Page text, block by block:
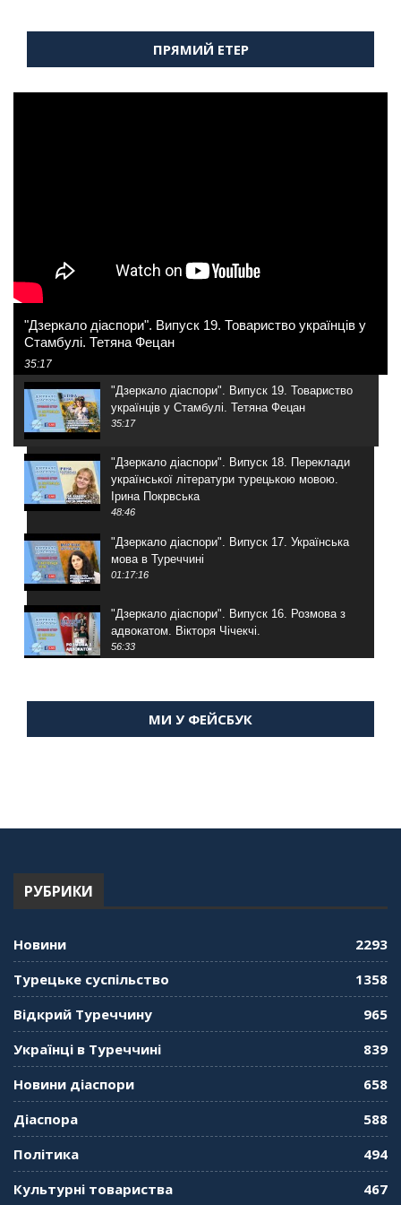
ПРЯМИЙ ЕТЕР
"Дзеркало діаспори". Випуск 19. Товариство українців у
Стамбулі. Тетяна Фецан
35:17
"Дзеркало діаспори". Випуск 19. Товариство
українців у Стамбулі. Тетяна Фецан
35:17
"Дзеркало діаспори". Випуск 18. Переклади
української літератури турецькою мовою.
Ірина Покрвська
48:46
"Дзеркало діаспори". Випуск 17. Українська
мова в Туреччині
01:17:16
"Дзеркало діаспори". Випуск 16. Розмова з
адвокатом. Вікторя Чічекчі.
56:33
Мухарський про життя в Туреччині
"Дзеркало діаспори". Випуск 13. МУШ в
"Дзеркало діаспори". Випуск 11. Олександр
"Дзеркало діаспори". Випуск 10. Тонкощі та
"Дзеркало діаспори". Випуск 8. Розмова з
МИ У ФЕЙСБУК
РУБРИКИ
Новини
2293
Турецьке суспільство
1358
Відкрий Туреччину
965
Українці в Туреччині
839
Новини діаспори
658
Діаспора
588
Політика
494
Культурні товариства
467